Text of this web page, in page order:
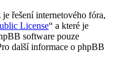
řešení internetového fóra,
License“ a které je
software pouze
další informace o phpBB